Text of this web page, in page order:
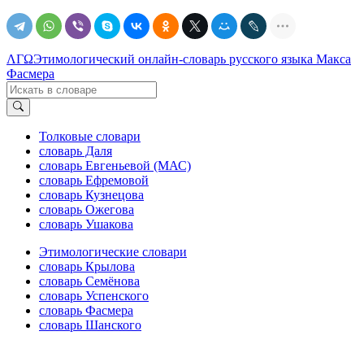
ΛΓΩЭтимологический онлайн-словарь русского языка Макса
Фасмера
Толковые словари
словарь Даля
словарь Евгеньевой (МАС)
словарь Ефремовой
словарь Кузнецова
словарь Ожегова
словарь Ушакова
Этимологические словари
словарь Крылова
словарь Семёнова
словарь Успенского
словарь Фасмера
словарь Шанского